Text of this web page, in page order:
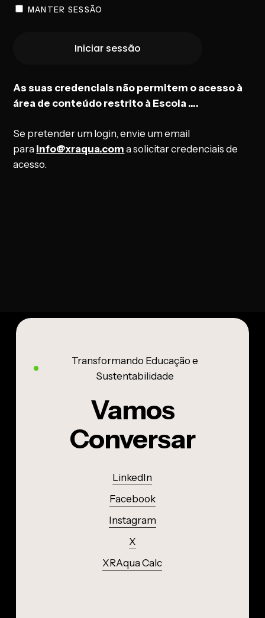
MANTER SESSÃO
As suas credenciais não permitem o acesso à
área de conteúdo restrito à Escola ….
Se pretender um login, envie um email
para info@xraqua.com a solicitar credenciais de
acesso.
Transformando Educação e
Sustentabilidade
Vamos
Conversar
LinkedIn
Facebook
Instagram
X
XRAqua Calc